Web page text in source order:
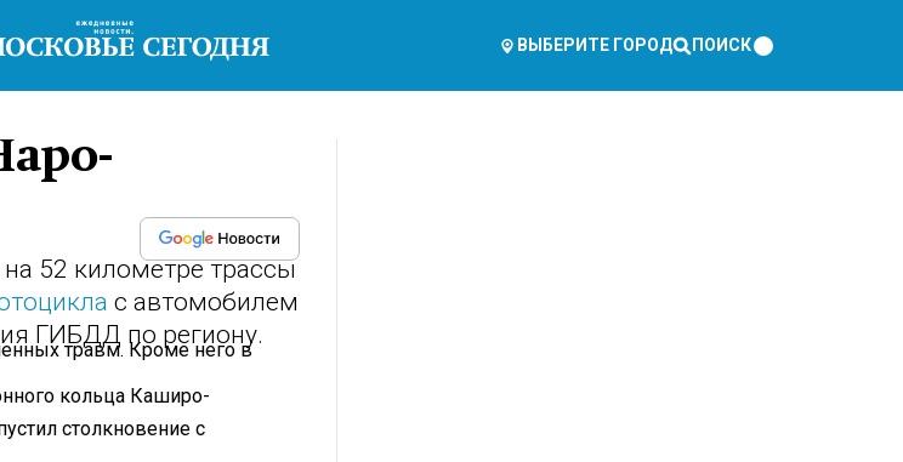
ВЫБЕРИТЕ ГОРОД ПОИСК
52 километре трассы
с автомобилем
ГИБДД по региону.
травм. Кроме него в
кольца Каширо-
столкновение с